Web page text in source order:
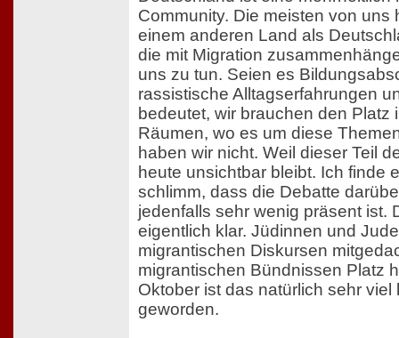
Community. Die meisten von uns
einem anderen Land als
die mit Migration
uns zu tun. Seien es
rassistische Alltagserfahrungen
bedeutet, wir brauchen den Platz
Räumen, wo es um diese
haben wir nicht. Weil dieser Teil
heute unsichtbar bleibt. Ich finde
schlimm, dass die Debatte
jedenfalls sehr wenig präsent ist.
eigentlich klar. Jüdinnen und
migrantischen Diskursen
migrantischen Bündnissen Platz
Oktober ist das natürlich sehr viel
geworden.